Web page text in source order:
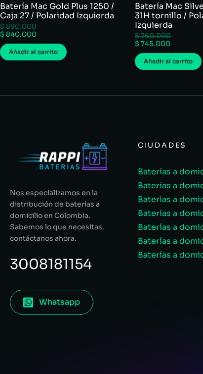
Batería Mac Gold Plus 1250 /
Caja 27 / Polaridad Izquierda
$890.000
$ 840.000
Añadir al carrito
Batería Mac
31H tornillo /
Izquierda
$760.000
$ 745.000
Añadir al carrito
Nos especializamos en la
distribución de baterías a
domicilio en Colombia.
Sabemos lo que necesitas,
contáctanos ahora.
3008181154
Whatsapp
CIUDADES
Baterías a
Baterías a
Baterías a
Baterías a
Baterías a
Baterías a
Baterías a